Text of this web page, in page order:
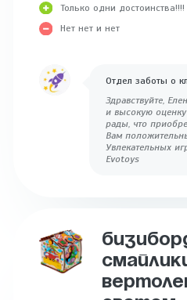
Только одни достоинства!!!!
Нет нет и нет
Отдел заботы о
Здравствуйте,
и высокую
рады, что
Вам
Увлекательных
Evotoys